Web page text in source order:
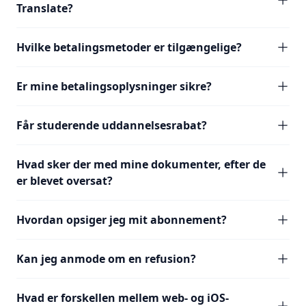
Translate?
Hvilke betalingsmetoder er tilgængelige?
Er mine betalingsoplysninger sikre?
Får studerende uddannelsesrabat?
Hvad sker der med mine dokumenter, efter de
er blevet oversat?
Hvordan opsiger jeg mit abonnement?
Kan jeg anmode om en refusion?
Hvad er forskellen mellem web- og iOS-